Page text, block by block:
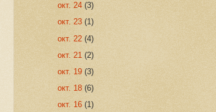
окт. 24 (3)
окт. 23 (1)
окт. 22 (4)
окт. 21 (2)
окт. 19 (3)
окт. 18 (6)
окт. 16 (1)